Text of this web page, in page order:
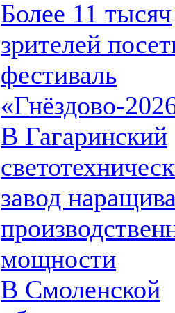
Более 11 тысяч
зрителей
фестиваль
«Гнёздово-
В Гагаринский
завод
мощности
В Смоленской